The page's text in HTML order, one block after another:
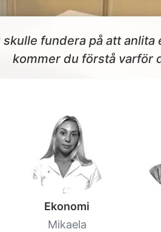
skulle fundera på att
kommer du förstå varför
Ekonomi
Mikaela